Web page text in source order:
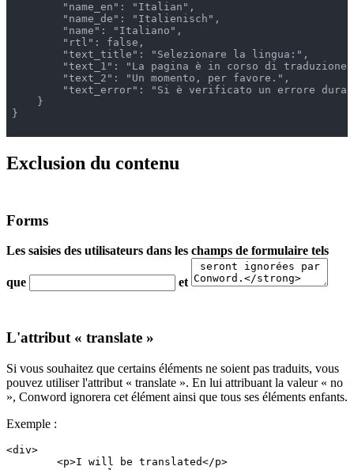
        "name_en": "Italian",
        "name_de": "Italienisch",
        "name": "Italiano",
        "rtl": false,
        "text_title": "Selezionare la lingua:",
"text_1": "La pagina è in corso di traduzione
        "text_2": "Un momento, per favore.",
"text_error": "Si è verificato un errore
    }
}
Exclusion du contenu
Forms
Les saisies des utilisateurs dans les champs de formulaire tels
que et
L'attribut « translate »
Si vous souhaitez que certains éléments ne soient pas traduits, vous
pouvez utiliser l'attribut « translate ». En lui attribuant la valeur « no
», Conword ignorera cet élément ainsi que tous ses éléments enfants.
Exemple :
<div>